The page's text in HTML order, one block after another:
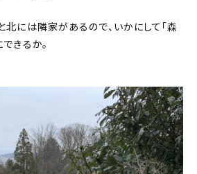
北には隣家があるので、いかにして「森
きるか。